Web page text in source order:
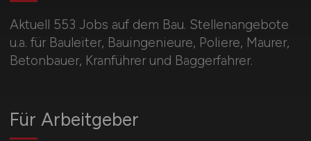
Aktuell 553 Jobs auf dem Bau. Stellenangebote
u.a. für Bauleiter, Bauingenieure, Poliere, Maurer,
Betonbauer, Kranführer und Baggerfahrer.
Für Arbeitgeber